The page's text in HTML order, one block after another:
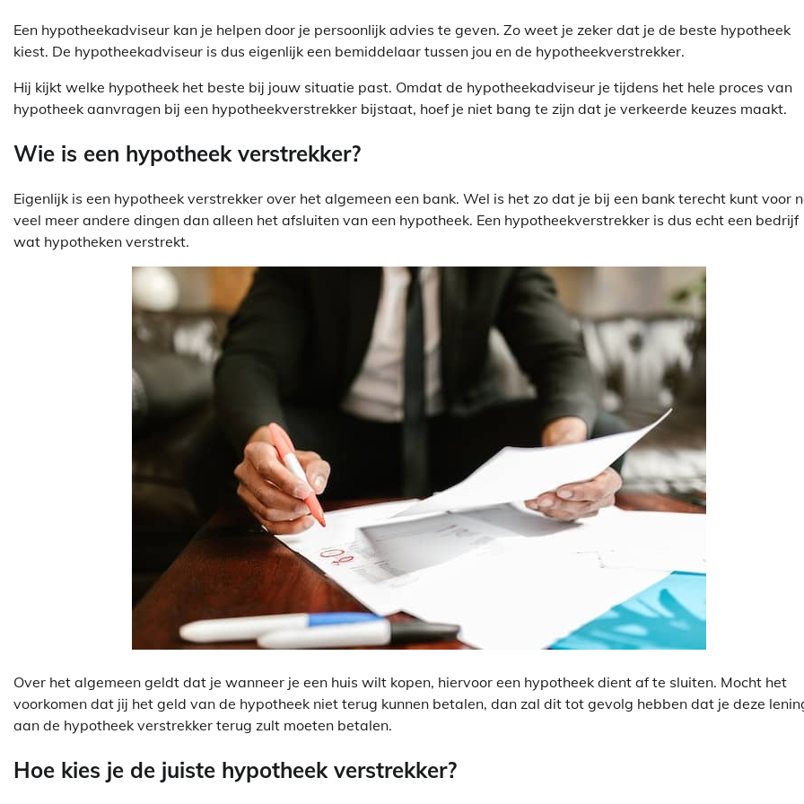
Een hypotheekadviseur kan je helpen door je persoonlijk advies te geven. Zo weet je zeker dat je de beste hypotheek
kiest. De hypotheekadviseur is dus eigenlijk een bemiddelaar tussen jou en de hypotheekverstrekker.
Hij kijkt welke hypotheek het beste bij jouw situatie past. Omdat de hypotheekadviseur je tijdens het hele proces van
hypotheek aanvragen bij een hypotheekverstrekker bijstaat, hoef je niet bang te zijn dat je verkeerde keuzes maakt.
Wie is een hypotheek verstrekker?
Eigenlijk is een hypotheek verstrekker over het algemeen een bank. Wel is het zo dat je bij een bank terecht kunt voor
veel meer andere dingen dan alleen het afsluiten van een hypotheek. Een hypotheekverstrekker is dus echt een bedrijf
wat hypotheken verstrekt.
Over het algemeen geldt dat je wanneer je een huis wilt kopen, hiervoor een hypotheek dient af te sluiten. Mocht het
voorkomen dat jij het geld van de hypotheek niet terug kunnen betalen, dan zal dit tot gevolg hebben dat je deze
aan de hypotheek verstrekker terug zult moeten betalen.
Hoe kies je de juiste hypotheek verstrekker?